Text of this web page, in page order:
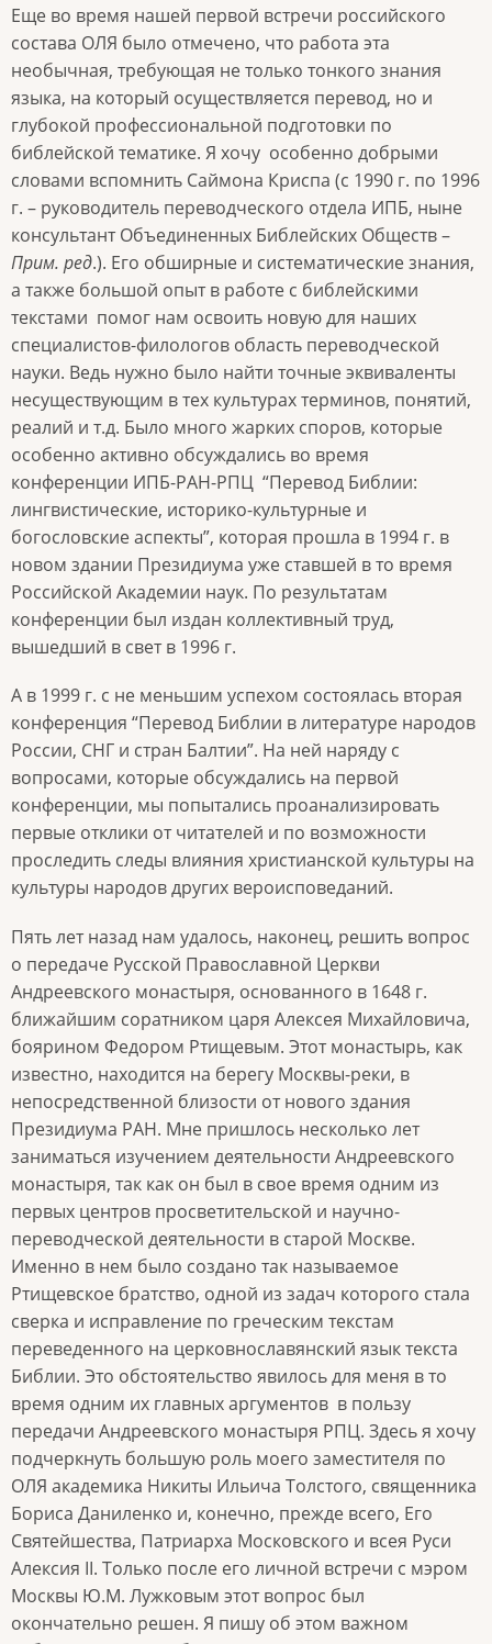
Еще во время нашей первой встречи российского
состава ОЛЯ было отмечено, что работа эта
необычная, требующая не только тонкого знания
языка, на который осуществляется перевод, но и
глубокой профессиональной подготовки по
библейской тематике. Я хочу особенно добрыми
словами вспомнить Саймона Криспа (с 1990 г. по 1996
г. – руководитель переводческого отдела ИПБ, ныне
консультант Объединенных Библейских Обществ –
Прим. ред.). Его обширные и систематические знания,
а также большой опыт в работе с библейскими
текстами помог нам освоить новую для наших
специалистов-филологов область переводческой
науки. Ведь нужно было найти точные эквиваленты
несуществующим в тех культурах терминов, понятий,
реалий и т.д. Было много жарких споров, которые
особенно активно обсуждались во время
конференции ИПБ-РАН-РПЦ “Перевод Библии:
лингвистические, историко-культурные и
богословские аспекты”, которая прошла в 1994 г. в
новом здании Президиума уже ставшей в то время
Российской Академии наук. По результатам
конференции был издан коллективный труд,
вышедший в свет в 1996 г.
А в 1999 г. с не меньшим успехом состоялась вторая
конференция “Перевод Библии в литературе народов
России, СНГ и стран Балтии”. На ней наряду с
вопросами, которые обсуждались на первой
конференции, мы попытались проанализировать
первые отклики от читателей и по возможности
проследить следы влияния христианской культуры на
культуры народов других вероисповеданий.
Пять лет назад нам удалось, наконец, решить вопрос
о передаче Русской Православной Церкви
Андреевского монастыря, основанного в 1648 г.
ближайшим соратником царя Алексея Михайловича,
боярином Федором Ртищевым. Этот монастырь, как
известно, находится на берегу Москвы-реки, в
непосредственной близости от нового здания
Президиума РАН. Мне пришлось несколько лет
заниматься изучением деятельности Андреевского
монастыря, так как он был в свое время одним из
первых центров просветительской и научно-
переводческой деятельности в старой Москве.
Именно в нем было создано так называемое
Ртищевское братство, одной из задач которого стала
сверка и исправление по греческим текстам
переведенного на церковнославянский язык текста
Библии. Это обстоятельство явилось для меня в то
время одним их главных аргументов в пользу
передачи Андреевского монастыря РПЦ. Здесь я хочу
подчеркнуть большую роль моего заместителя по
ОЛЯ академика Никиты Ильича Толстого, священника
Бориса Даниленко и, конечно, прежде всего, Его
Святейшества, Патриарха Московского и всея Руси
Алексия II. Только после его личной встречи с мэром
Москвы Ю.М. Лужковым этот вопрос был
окончательно решен. Я пишу об этом важном